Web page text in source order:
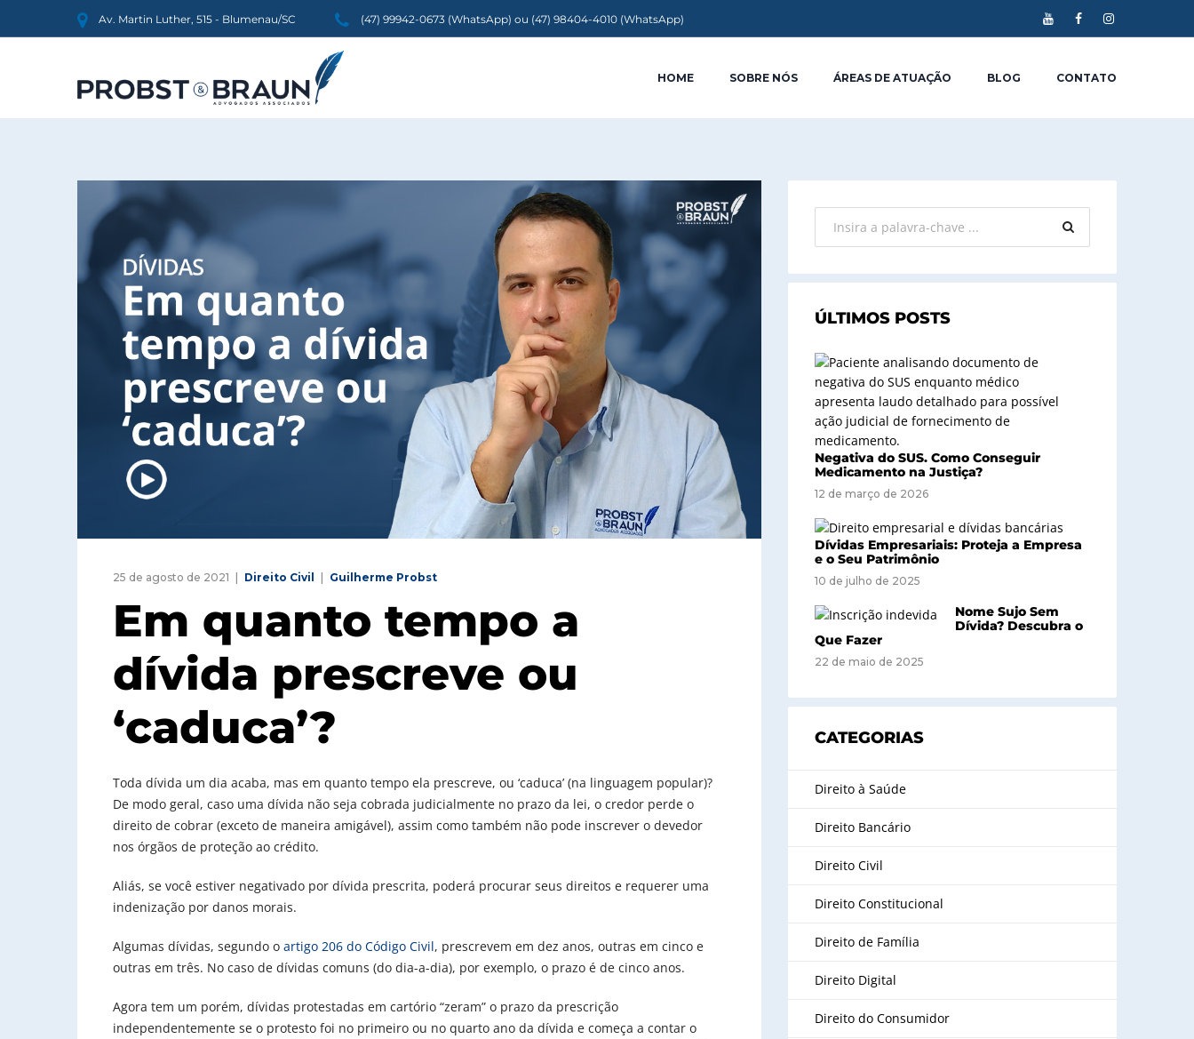
Av. Martin Luther, 515 - Blumenau/SC (47) 99942-0673 (WhatsApp) ou (47) 98404-4010 (WhatsApp)
HOME SOBRE NÓS ÁREAS DE ATUAÇÃO BLOG CONTATO
25 de agosto de 2021 Direito Civil Guilherme Probst
Em quanto tempo a
dívida prescreve ou
‘caduca’?
Toda dívida um dia acaba, mas em quanto tempo ela prescreve, ou ‘caduca’ (na linguagem popular)?
De modo geral, caso uma dívida não seja cobrada judicialmente no prazo da lei, o credor perde o
direito de cobrar (exceto de maneira amigável), assim como também não pode inscrever o devedor
nos órgãos de proteção ao crédito.
Aliás, se você estiver negativado por dívida prescrita, poderá procurar seus direitos e requerer uma
indenização por danos morais.
Algumas dívidas, segundo o artigo 206 do Código Civil, prescrevem em dez anos, outras em cinco e
outras em três. No caso de dívidas comuns (do dia-a-dia), por exemplo, o prazo é de cinco anos.
Agora tem um porém, dívidas protestadas em cartório “zeram” o prazo da prescrição
independentemente se o protesto foi no primeiro ou no quarto ano da dívida e começa a contar o
ÚLTIMOS POSTS
Negativa do SUS. Como Conseguir
Medicamento na Justiça?
12 de março de 2026
Dívidas Empresariais: Proteja a Empresa
e o Seu Patrimônio
10 de julho de 2025
Nome Sujo Sem
Dívida? Descubra o
Que Fazer
22 de maio de 2025
CATEGORIAS
Direito à Saúde
Direito Bancário
Direito Civil
Direito Constitucional
Direito de Família
Direito Digital
Direito do Consumidor